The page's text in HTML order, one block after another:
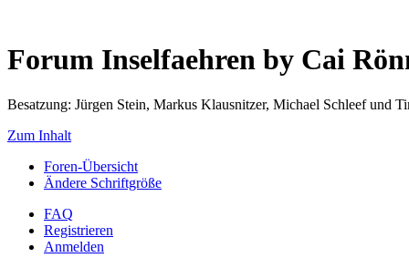
Forum Inselfaehren by Cai
Besatzung: Jürgen Stein, Markus Klausnitzer, Michael Schleef und
Zum Inhalt
Foren-Übersicht
Ändere Schriftgröße
FAQ
Registrieren
Anmelden